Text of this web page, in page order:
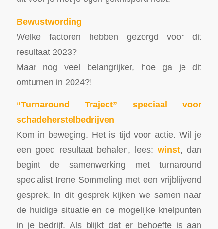
Bewustwording
Welke factoren hebben gezorgd voor dit
resultaat 2023?
Maar nog veel belangrijker, hoe ga je dit
omturnen in 2024?!
“Turnaround Traject” speciaal voor
schadeherstelbedrijven
Kom in beweging. Het is tijd voor actie. Wil je
een goed resultaat behalen, lees:winst, dan
begint de samenwerking met turnaround
specialist Irene Sommeling met een vrijblijvend
gesprek. In dit gesprek kijken we samen naar
de huidige situatie en de mogelijke knelpunten
in je bedrijf. Als blijkt dat er behoefte is aan